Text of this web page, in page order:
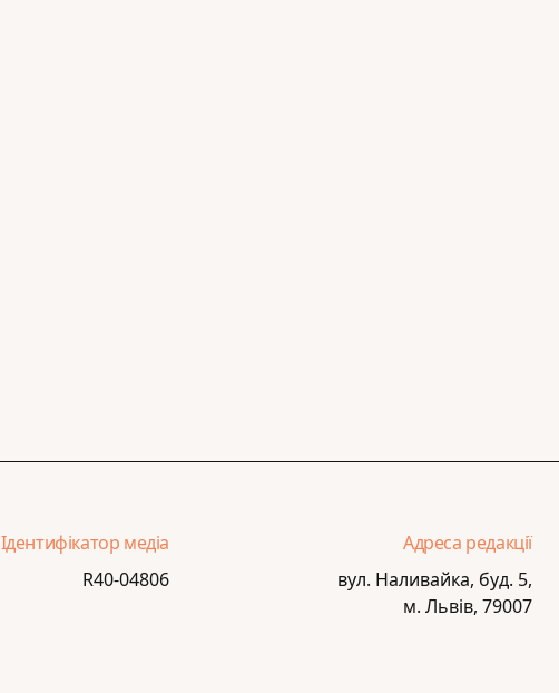
Ідентифікатор медіа
R40-04806
Адреса редакції
вул. Наливайка, буд. 5,
м. Львів, 79007